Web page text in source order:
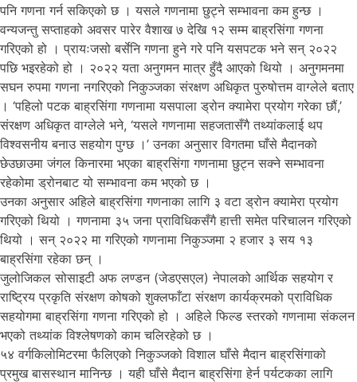
पनि गणना गर्न सकिएको छ । यसले गणनामा छुट्ने सम्भावना कम हुन्छ ।
वन्यजन्तु सप्ताहको अवसर पारेर वैशाख ७ देखि १२ सम्म बाह्रसिंगा गणना
गरिएको हो । प्रायःजसो बर्सेनि गणना हुने गरे पनि यसपटक भने सन् २०२२
पछि भइरहेको हो । २०२२ यता अनुगमन मात्र हुँदै आएको थियो । अनुगमनमा
सघन रुपमा गणना नगरिएको निकुञ्जका संरक्षण अधिकृत पुरुषोत्तम वाग्लेले बताए
। ‘पहिलो पटक बाह्रसिंगा गणनामा यसपाला ड्रोन क्यामेरा प्रयोग गरेका छौं,’
संरक्षण अधिकृत वाग्लेले भने, ‘यसले गणनामा सहजतासँगै तथ्यांकलाई थप
विश्वसनीय बनाउ सहयोग पुग्छ ।’ उनका अनुसार विगतमा घाँसे मैदानको
छेउछाउमा जंगल किनारमा भएका बाह्रसिंगा गणनामा छुट्न सक्ने सम्भावना
रहेकोमा ड्रोनबाट यो सम्भावना कम भएको छ ।
उनका अनुसार अहिले बाह्रसिंगा गणनाका लागि ३ वटा ड्रोन क्यामेरा प्रयोग
गरिएको थियो । गणनामा ३५ जना प्राविधिकसँगै हात्ती समेत परिचालन गरिएको
थियो । सन् २०२२ मा गरिएको गणनामा निकुञ्जमा २ हजार ३ सय १३
बाह्रसिंगा रहेका छन् ।
जुलोजिकल सोसाइटी अफ लण्डन (जेडएसएल) नेपालको आर्थिक सहयोग र
राष्ट्रिय प्रकृति संरक्षण कोषको शुक्लफाँटा संरक्षण कार्यक्रमको प्राविधिक
सहयोगमा बाह्रसिंगा गणना गरिएको हो । अहिले फिल्ड स्तरको गणनामा संकलन
भएको तथ्यांक विश्लेषणको काम चलिरहेको छ ।
५४ वर्गकिलोमिटरमा फैलिएको निकुञ्जको विशाल घाँसे मैदान बाह्रसिंगाको
प्रमुख बासस्थान मानिन्छ । यही घाँसे मैदान बाह्रसिंगा हेर्न पर्यटकका लागि